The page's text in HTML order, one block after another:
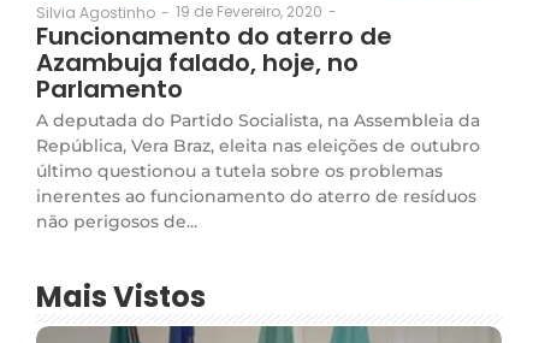
Silvia Agostinho - 19 de Fevereiro, 2020 -
Funcionamento do aterro de
Azambuja falado, hoje, no
Parlamento
A deputada do Partido Socialista, na Assembleia da
República, Vera Braz, eleita nas eleições de outubro
último questionou a tutela sobre os problemas
inerentes ao funcionamento do aterro de resíduos
não perigosos de...
Mais Vistos